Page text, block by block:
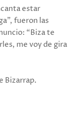
estar
fueron las
“Biza te
me voy de gira
Bizarrap.